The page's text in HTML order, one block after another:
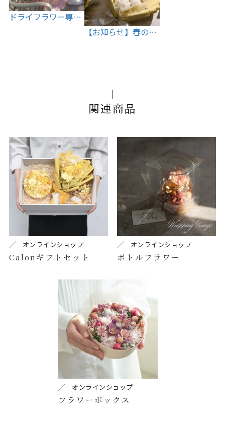
ドライフラワー専…
【お知らせ】春の…
関連商品
オンラインショップ
Calonギフトセット
オンラインショップ
ボトルフラワー
オンラインショップ
フラワーボックス